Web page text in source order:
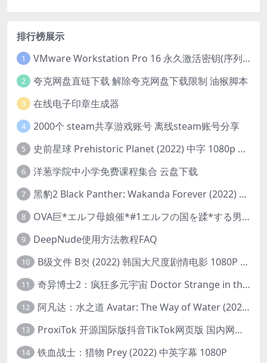
排行榜展示
1 VMware Workstation Pro 16 永久激活密钥(序列号)
2 夸克网盘直链下载 解除夸克网盘下载限制 油猴脚本
3 在线电子印章生成器
4 2000个 steam共享游戏账号 离线steam账号分享
5 史前星球 Prehistoric Planet (2022) 中字 1080p 高清 阿里云盘 2022.5.27已更新全集
6 洋葱学院中小学免费课程集合 云盘下载
7 黑豹2 Black Panther: Wakanda Forever (2022) 高清版
8 OVA巨*エルフ母娘催*#1エルフの国を蹂*する男。汚された女王と姫
9 DeepNude使用方法教程FAQ
10 B级文件 B컷 (2022) 韩国大尺度剧情电影 1080P 中字
11 奇异博士2：疯狂多元宇宙 Doctor Strange in the Multiverse of Madness (2022) 高清版1080p
12 阿凡达：水之道 Avatar: The Way of Water (2022) 1080p 2k 4k 中文字幕
13 ProxiTok 开源国际版抖音TikTok网页版 国内网络直连
14 铁血战士：猎物 Prey (2022) 中英字幕 1080P